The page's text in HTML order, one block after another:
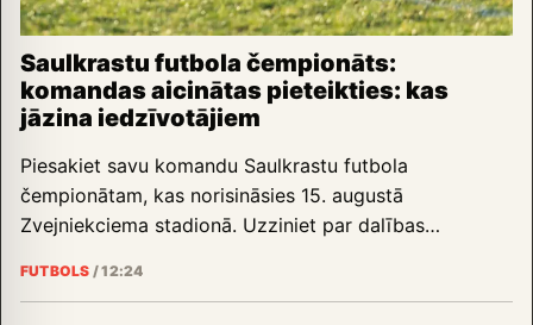
Saulkrastu futbola čempionāts:
komandas aicinātas pieteikties: kas
jāzina iedzīvotājiem
Piesakiet savu komandu Saulkrastu futbola
čempionātam, kas norisināsies 15. augustā
Zvejniekciema stadionā. Uzziniet par dalības…
FUTBOLS /12:24